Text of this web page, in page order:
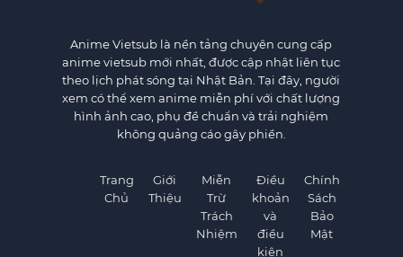
Anime Vietsub là nền tảng chuyên cung cấp
anime vietsub mới nhất, được cập nhật liên tục
theo lịch phát sóng tại Nhật Bản. Tại đây, người
xem có thể xem anime miễn phí với chất lượng
hình ảnh cao, phụ đề chuẩn và trải nghiệm
không quảng cáo gây phiền.
Trang
Chủ
Giới
Thiệu
Miễn
Trừ
Trách
Nhiệm
Điều
khoản
và
điều
kiện
Chính
Sách
Bảo
Mật